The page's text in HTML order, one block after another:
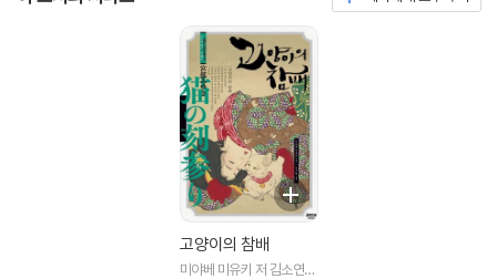
고양이의 참배
미야베 미유키 저 김소연